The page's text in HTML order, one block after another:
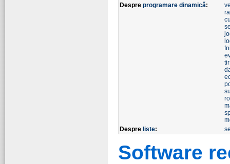
Despre programare dinamică:
Despre liste:
Software